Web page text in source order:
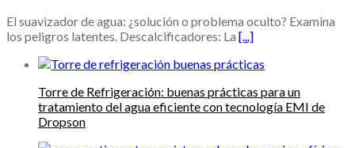
El suavizador de agua: ¿solución o problema oculto? Examina
los peligros latentes. Descalcificadores: La [...]
Torre de Refrigeración: buenas prácticas para un
tratamiento del agua eficiente con tecnología EMI de
Dropson